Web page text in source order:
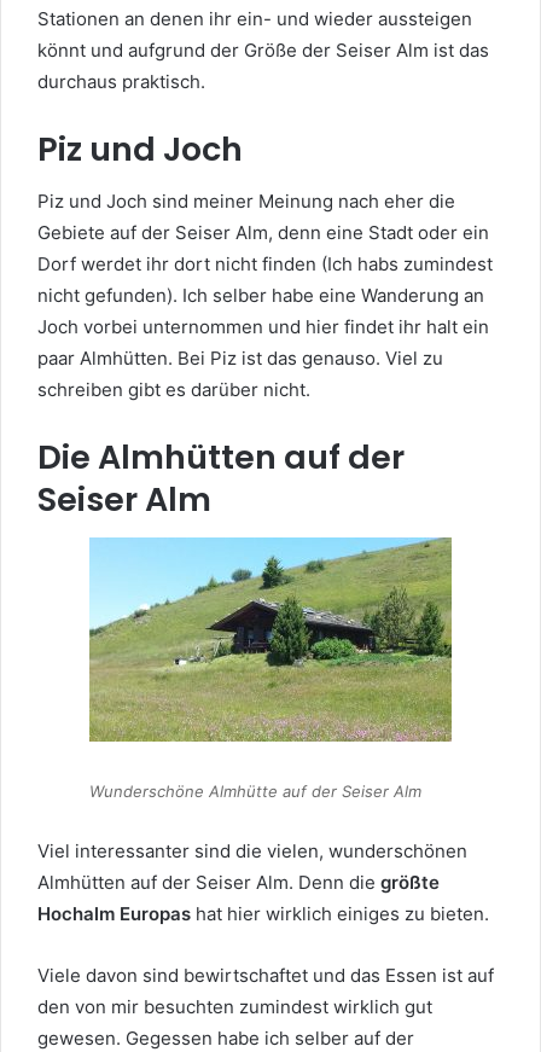
Stationen an denen ihr ein- und wieder aussteigen
könnt und aufgrund der Größe der Seiser Alm ist das
durchaus praktisch.
Piz und Joch
Piz und Joch sind meiner Meinung nach eher die
Gebiete auf der Seiser Alm, denn eine Stadt oder ein
Dorf werdet ihr dort nicht finden (Ich habs zumindest
nicht gefunden). Ich selber habe eine Wanderung an
Joch vorbei unternommen und hier findet ihr halt ein
paar Almhütten. Bei Piz ist das genauso. Viel zu
schreiben gibt es darüber nicht.
Die Almhütten auf der
Seiser Alm
Wunderschöne Almhütte auf der Seiser Alm
Viel interessanter sind die vielen, wunderschönen
Almhütten auf der Seiser Alm. Denn die größte
Hochalm Europas hat hier wirklich einiges zu bieten.
Viele davon sind bewirtschaftet und das Essen ist auf
den von mir besuchten zumindest wirklich gut
gewesen. Gegessen habe ich selber auf der